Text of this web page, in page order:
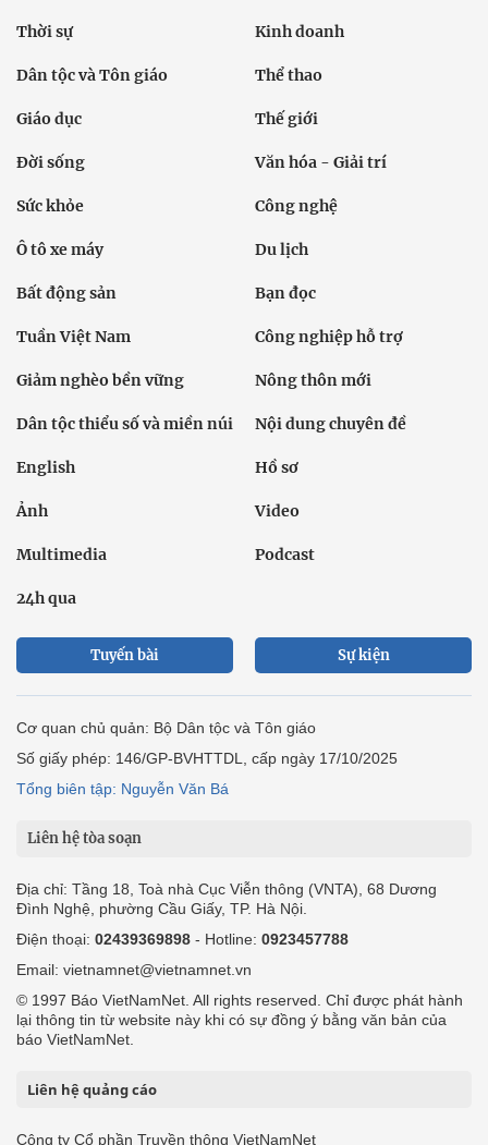
Thời sự Kinh doanh
Dân tộc và Tôn giáo Thể thao
Giáo dục Thế giới
Đời sống Văn hóa - Giải trí
Sức khỏe Công nghệ
Ô tô xe máy Du lịch
Bất động sản Bạn đọc
Tuần Việt Nam Công nghiệp hỗ trợ
Giảm nghèo bền vững Nông thôn mới
Dân tộc thiểu số và miền núi Nội dung chuyên đề
English Hồ sơ
Ảnh Video
Multimedia Podcast
24h qua
Tuyến bài Sự kiện
Cơ quan chủ quản: Bộ Dân tộc và Tôn giáo
Số giấy phép: 146/GP-BVHTTDL, cấp ngày 17/10/2025
Tổng biên tập: Nguyễn Văn Bá
Liên hệ tòa soạn
Địa chỉ: Tầng 18, Toà nhà Cục Viễn thông (VNTA), 68 Dương
Đình Nghệ, phường Cầu Giấy, TP. Hà Nội.
Điện thoại: 02439369898 - Hotline: 0923457788
Email: vietnamnet@vietnamnet.vn
© 1997 Báo VietNamNet. All rights reserved. Chỉ được phát hành
lại thông tin từ website này khi có sự đồng ý bằng văn bản của
báo VietNamNet.
Liên hệ quảng cáo
Công ty Cổ phần Truyền thông VietNamNet